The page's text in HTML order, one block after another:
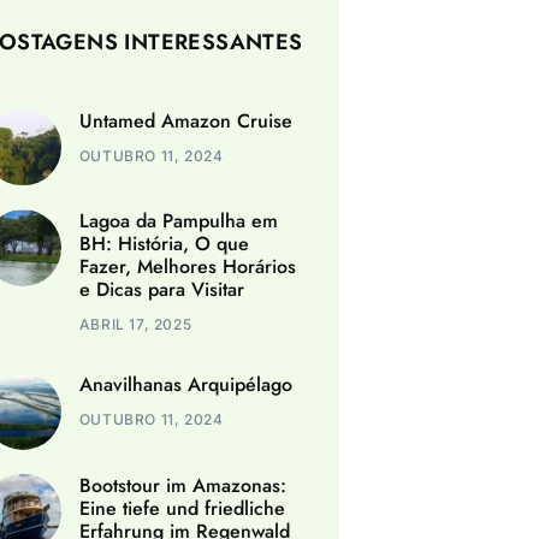
INTERESSANTES
Untamed Amazon Cruise
OUTUBRO 11, 2024
Lagoa da Pampulha em
BH: História, O que
Fazer, Melhores Horários
e Dicas para Visitar
ABRIL 17, 2025
Anavilhanas Arquipélago
OUTUBRO 11, 2024
Bootstour im Amazonas:
Eine tiefe und friedliche
Erfahrung im Regenwald